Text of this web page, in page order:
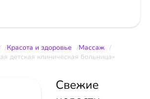
Красота и здоровье
Массаж
детская клиническая больница»
Свежие